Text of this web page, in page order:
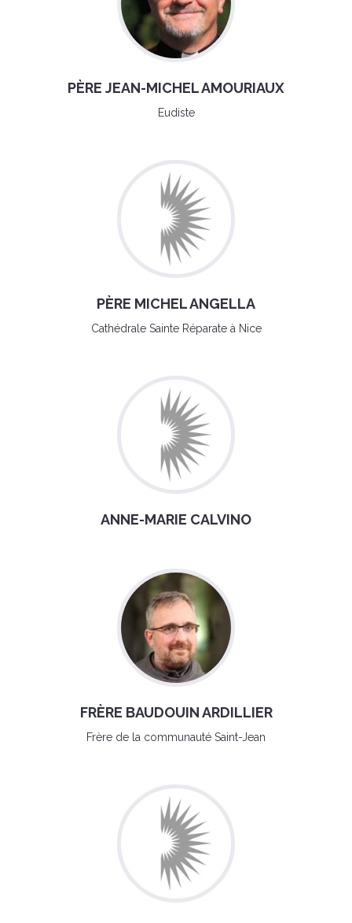
PÈRE JEAN-MICHEL AMOURIAUX
Eudiste
PÈRE MICHEL ANGELLA
Cathédrale Sainte Réparate à Nice
ANNE-MARIE CALVINO
FRÈRE BAUDOUIN ARDILLIER
Frère de la communauté Saint-Jean